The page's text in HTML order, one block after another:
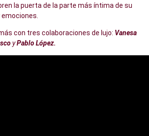
la puerta de la parte más íntima de su
con tres colaboraciones de lujo: Vanesa
yPablo López.